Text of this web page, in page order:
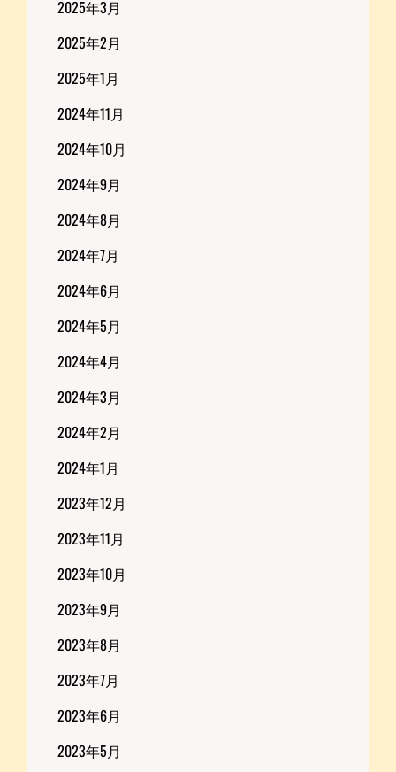
2025年3月
2025年2月
2025年1月
2024年11月
2024年10月
2024年9月
2024年8月
2024年7月
2024年6月
2024年5月
2024年4月
2024年3月
2024年2月
2024年1月
2023年12月
2023年11月
2023年10月
2023年9月
2023年8月
2023年7月
2023年6月
2023年5月